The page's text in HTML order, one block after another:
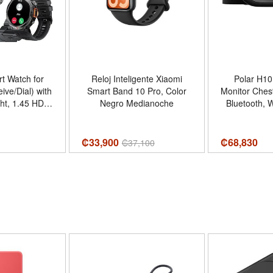
Watch for
Dial) with
1.45 HD
Heart
for
Reloj Inteligente Xiaomi
Smart Band 10 Pro, Color
Negro Medianoche
₡33,900 ₡37,100
Polar
Monitor
Bluetooth,
₡68,830